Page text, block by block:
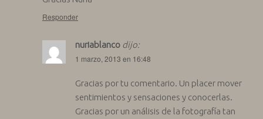
Responder
nuriablanco dijo:
1 marzo, 2013 en 16:48
Gracias por tu comentario. Un placer mover
sentimientos y sensaciones y conocerlas.
Gracias por un análisis de la fotografía tan